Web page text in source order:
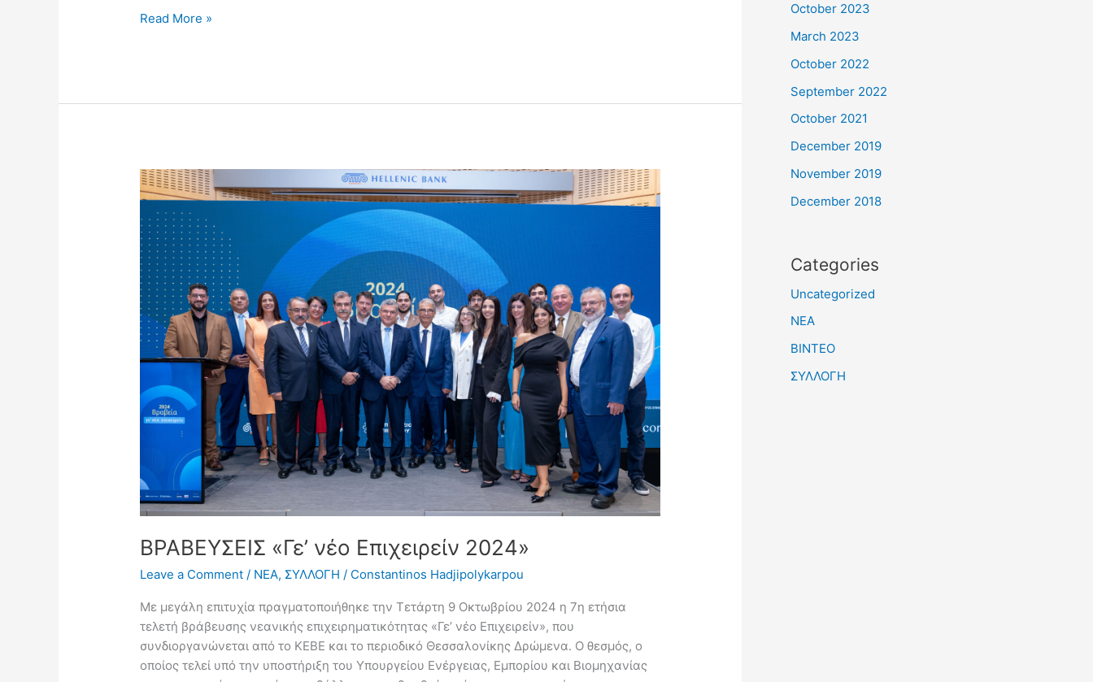
Read More »
ΒΡΑΒΕΥΣΕΙΣ «Γε’ νέο Επιχειρείν 2024»
Leave a Comment / NEA, ΣΥΛΛΟΓΗ / Constantinos Hadjipolykarpou
Με μεγάλη επιτυχία πραγματοποιήθηκε την Τετάρτη 9 Οκτωβρίου 2024 η 7η ετήσια
τελετή βράβευσης νεανικής επιχειρηματικότητας «Γε’ νέο Επιχειρείν», που
συνδιοργανώνεται από το ΚΕΒΕ και το περιοδικό Θεσσαλονίκης Δρώμενα. Ο θεσμός, ο
οποίος τελεί υπό την υποστήριξη του Υπουργείου Ενέργειας, Εμπορίου και Βιομηχανίας
ΒΡΑΒΕΥΣΕΙΣ
«Γε’
νέο
Επιχειρείν
2024»
October 2023
March 2023
October 2022
September 2022
October 2021
December 2019
November 2019
December 2018
Categories
Uncategorized
NEA
BINTEO
ΣΥΛΛΟΓΗ